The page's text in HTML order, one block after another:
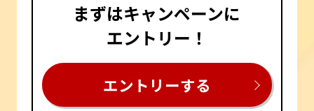
まずはキャンペーンに
エントリー！
エントリーする